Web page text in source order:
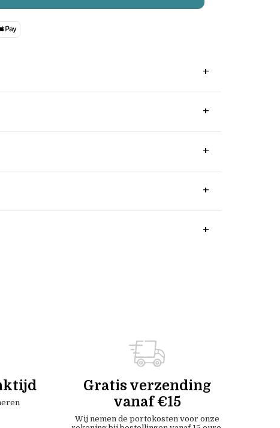
Gratis verzending
vanaf €15
Wij nemen de portokosten voor onze